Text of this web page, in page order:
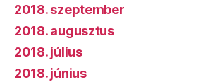
2018. szeptember
2018. augusztus
2018. július
2018. június